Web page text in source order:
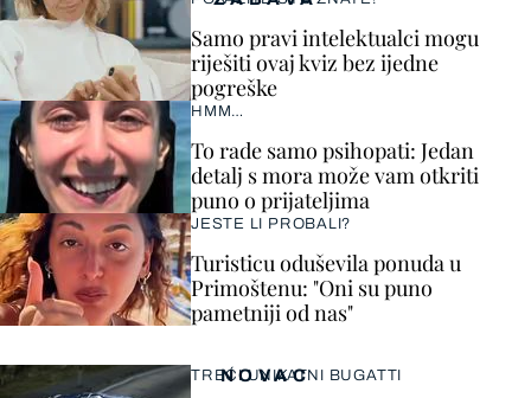
Samo pravi intelektualci mogu
riješiti ovaj kviz bez ijedne
pogreške
HMM…
To rade samo psihopati: Jedan
detalj s mora može vam otkriti
puno o prijateljima
JESTE LI PROBALI?
Turisticu oduševila ponuda u
Primoštenu: "Oni su puno
pametniji od nas"
NOVAC
TREĆI UNIKATNI BUGATTI